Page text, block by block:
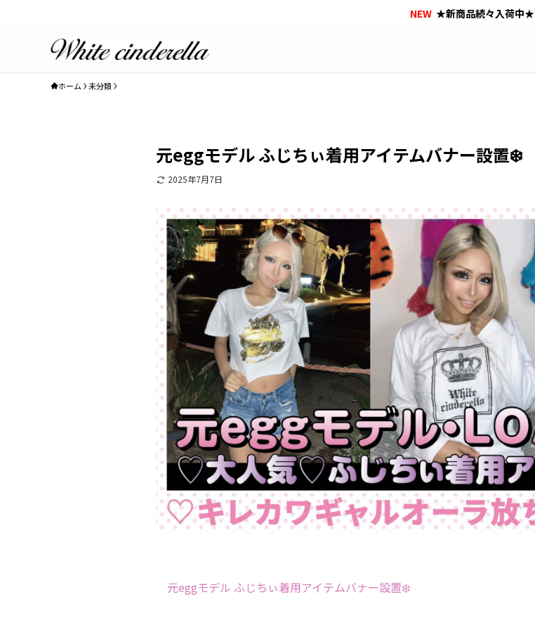
NEW★新商品続々入荷中★
ホーム 未分類
元eggモデル ふじちぃ着用アイテムバナー設置❄️
2025年7月7日
元eggモデル ふじちぃ着用アイテムバナー設置❄️